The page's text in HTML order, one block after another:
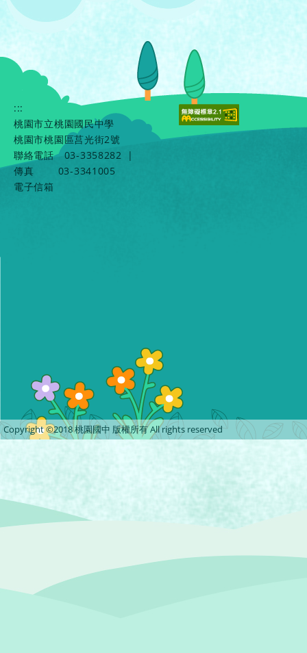
:::
桃園市立桃園國民中學
桃園市桃園區莒光街2號
聯絡電話
03-3358282
|
傳真
03-3341005
電子信箱
Copyright ©2018 桃園國中 版權所有 All rights reserved